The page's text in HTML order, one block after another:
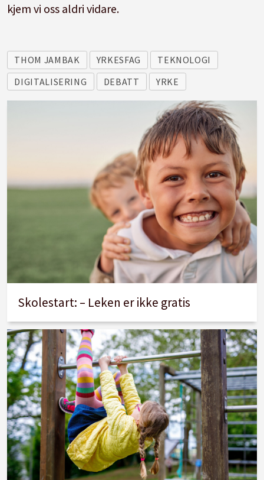
kjem vi oss aldri vidare.
THOM JAMBAK YRKESFAG
TEKNOLOGI
DIGITALISERING
DEBATT YRKE
Skolestart: – Leken er ikke gratis